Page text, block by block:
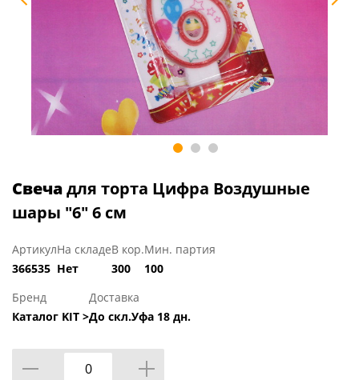
Свечадля торта Цифра Воздушные
шары "6" 6 см
Артикул
366535
На складе
Нет
В кор.
300
Мин. партия
100
Бренд
Каталог KIT >
Доставка
До скл.Уфа 18 дн.